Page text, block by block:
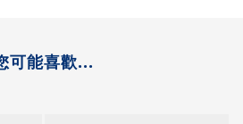
可能喜歡...